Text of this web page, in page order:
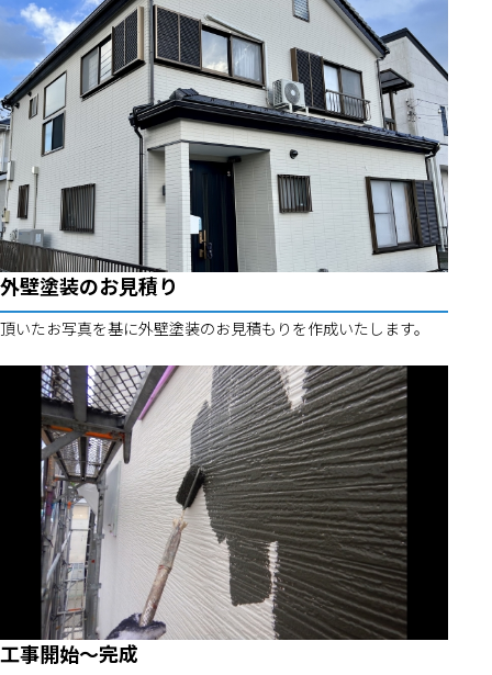
外壁塗装のお見積り
頂いたお写真を基に外壁塗装のお見積もりを作成いたします。
工事開始～完成